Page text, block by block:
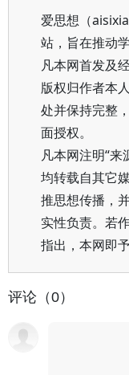
爱思想（
站，旨在推动
凡本网首发及
版权归作者本
处并保持完整
面授权。
凡本网注明“来
均转载自其它
推思想传播，
实性负责。若
指出，本网即予
评论（0）